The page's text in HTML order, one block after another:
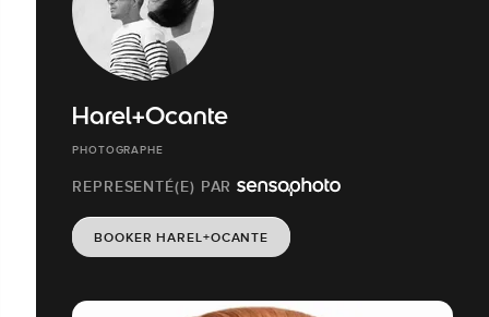
Harel+Ocante
PHOTOGRAPHE
REPRESENTÉ(E) PAR
BOOKER HAREL+OCANTE